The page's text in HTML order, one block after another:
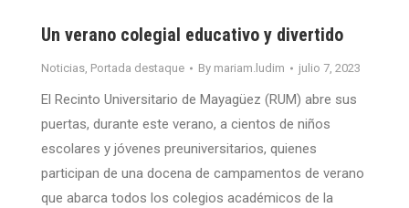
Un verano colegial educativo y divertido
Noticias, Portada destaque By mariam.ludim julio 7, 2023
El Recinto Universitario de Mayagüez (RUM) abre sus
puertas, durante este verano, a cientos de niños
escolares y jóvenes preuniversitarios, quienes
participan de una docena de campamentos de verano
que abarca todos los colegios académicos de la